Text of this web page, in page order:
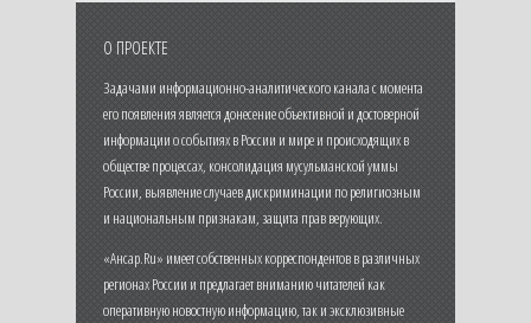
О ПРОЕКТЕ
Задачами информационно-аналитического канала с момента
его появления является донесение объективной и достоверной
информации о событиях в России и мире и происходящих в
обществе процессах, консолидация мусульманской уммы
России, выявление случаев дискриминации по религиозным
и национальным признакам, защита прав верующих.
«Ансар.Ru» имеет собственных корреспондентов в различных
регионах России и предлагает вниманию читателей как
оперативную новостную информацию, так и эксклюзивные